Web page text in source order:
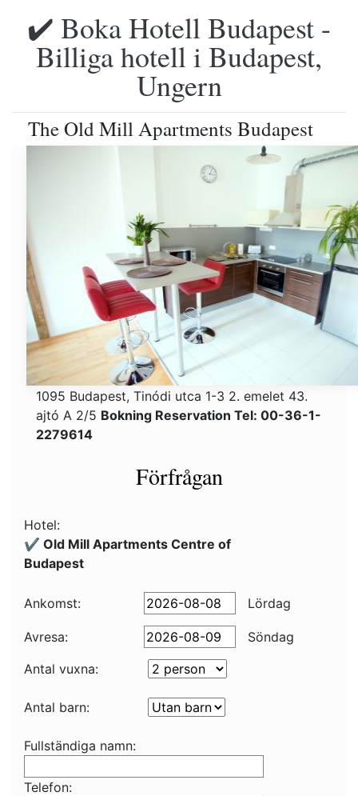
✔️ Boka Hotell Budapest -
Billiga hotell i Budapest,
Ungern
The Old Mill Apartments Budapest
1095 Budapest, Tinódi utca 1-3 2. emelet 43.
ajtó A 2/5 Bokning Reservation Tel: 00-36-1-
2279614
Förfrågan
Hotel:
✔️ Old Mill Apartments Centre of
Budapest
Ankomst: Lördag
Avresa:
Söndag
Antal vuxna:
Antal barn:
Fullständiga namn:
Telefon: